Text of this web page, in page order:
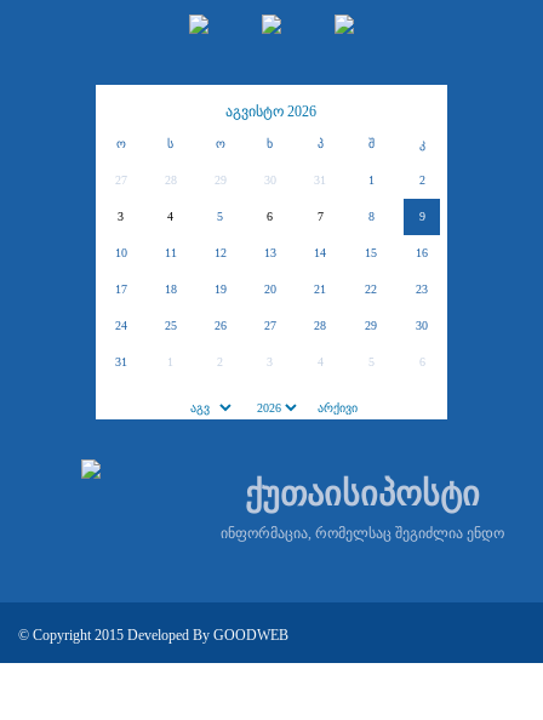
აგვისტო 2026
ო ს ო ხ პ შ კ
27 28 29 30 31 1 2
3 4 5 6 7 8 9
10 11 12 13 14 15 16
17 18 19 20 21 22 23
24 25 26 27 28 29 30
31 1 2 3 4 5 6
ქუთაისიპოსტი
ინფორმაცია, რომელსაც შეგიძლია ენდო
© Copyright 2015 Developed By GOODWEB